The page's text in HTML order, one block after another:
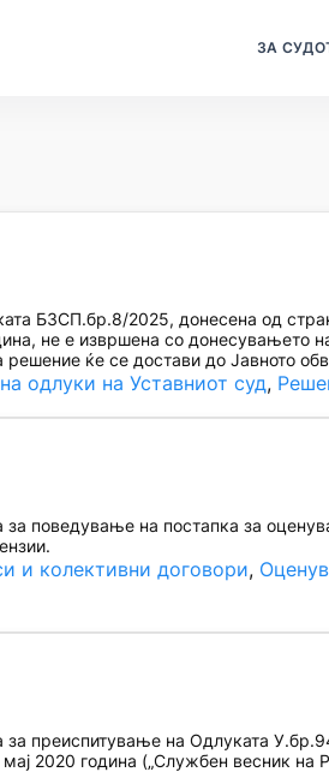
ЗА
БЗСП.бр.8/2025, донесена од
не е извршена со донесувањето
решение ќе се достави до Јавното
одлуки на Уставниот суд,
поведување на постапка за
и колективни договори,
преиспитување на Одлуката
2020 година („Службен весник на